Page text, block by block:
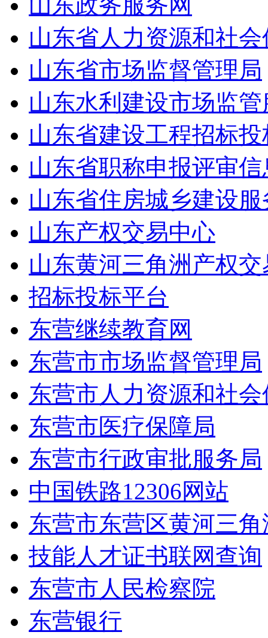
山东省人力资源和社
山东省市场监督管理局
山东水利建设市场监
山东省建设工程招标
山东省职称申报评审
山东省住房城乡建设
山东产权交易中心
山东黄河三角洲产权
招标投标平台
东营继续教育网
东营市市场监督管理局
东营市人力资源和社
东营市医疗保障局
东营市行政审批服务局
中国铁路12306网站
东营市东营区黄河三
技能人才证书联网查询
东营市人民检察院
东营银行